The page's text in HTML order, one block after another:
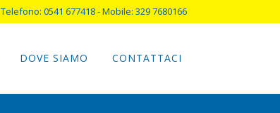
Telefono: 0541 677418 - Mobile: 329 7680166
DOVE SIAMO CONTATTACI